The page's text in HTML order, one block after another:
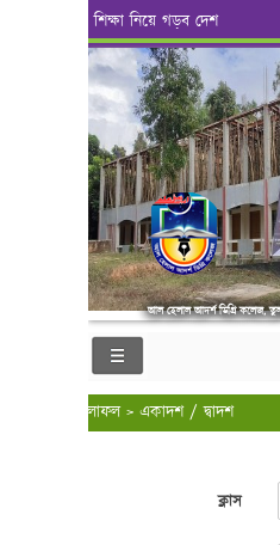
শিক্ষা নিয়ে গড়ব দেশ
আল হেলাল আদর্শ ডিগ্রি কলেজ,
ফলাফল > একাদশ / দ্বাদশ
ক্লাস